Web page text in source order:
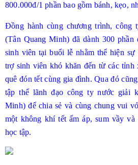
800.000đ/1 phần bao gồm bánh, kẹo,
Đồng hành cùng chương trình, công
(Tân Quang Minh) đã dành 300 phần
sinh viên tại buổi lễ nhằm thể hiện
trợ sinh viên khó khăn đến từ các tỉnh
quê đón tết cùng gia đình. Qua đó
tập thể lãnh đạo công ty nước giải
Minh) để chia sẻ và cùng chung vui
một không khí tết ấm áp, sum vầy
học tập.